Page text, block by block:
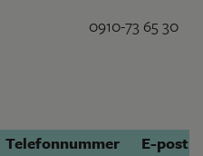
0910-73 65 30
Telefonnummer
E-post